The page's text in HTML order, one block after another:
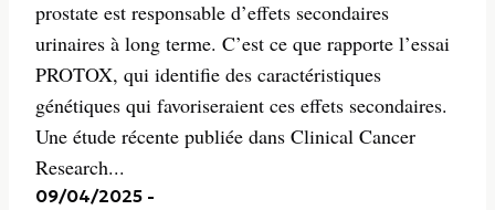
prostate est responsable d’effets secondaires
urinaires à long terme. C’est ce que rapporte l’essai
PROTOX, qui identifie des caractéristiques
génétiques qui favoriseraient ces effets secondaires.
Une étude récente publiée dans Clinical Cancer
Research...
09/04/2025 -